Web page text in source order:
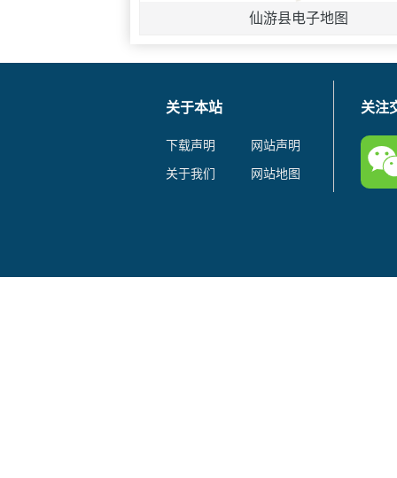
仙游县电子地图
关于本站
下载声明
网站声明
关于我们
网站地图
关注